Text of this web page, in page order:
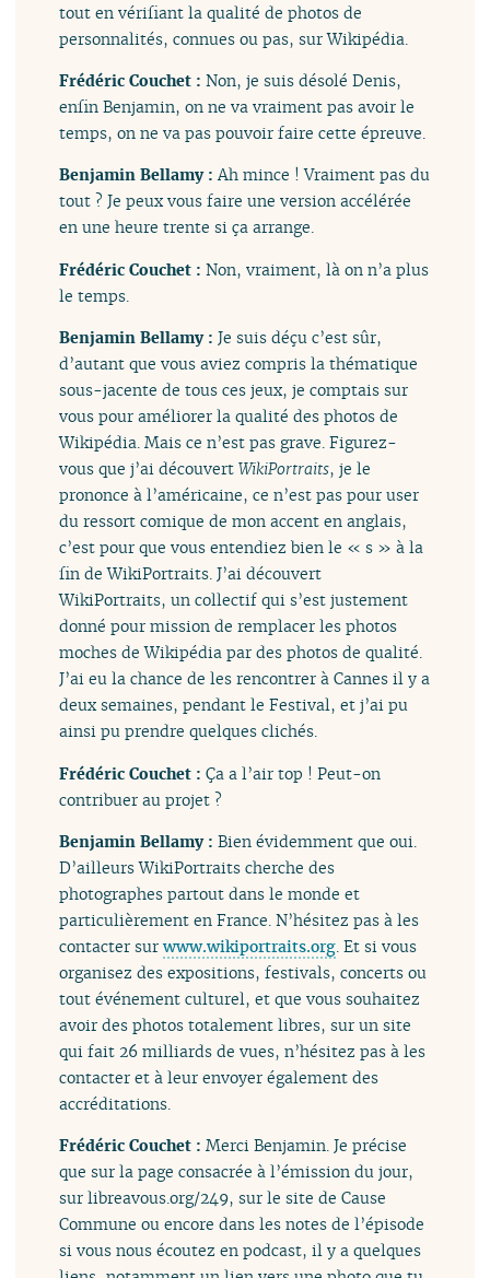
tout en vérifiant la qualité de photos de
personnalités, connues ou pas, sur Wikipédia.
Frédéric Couchet :Non, je suis désolé Denis,
enfin Benjamin, on ne va vraiment pas avoir le
temps, on ne va pas pouvoir faire cette épreuve.
Benjamin Bellamy :Ah mince ! Vraiment pas du
tout ? Je peux vous faire une version accélérée
en une heure trente si ça arrange.
Frédéric Couchet :Non, vraiment, là on n’a plus
le temps.
Benjamin Bellamy :Je suis déçu c’est sûr,
d’autant que vous aviez compris la thématique
sous-jacente de tous ces jeux, je comptais sur
vous pour améliorer la qualité des photos de
Wikipédia. Mais ce n’est pas grave. Figurez-
vous que j’ai découvertWikiPortraits, je le
prononce à l’américaine, ce n’est pas pour user
du ressort comique de mon accent en anglais,
c’est pour que vous entendiez bien le « s » à la
fin de WikiPortraits. J’ai découvert
WikiPortraits, un collectif qui s’est justement
donné pour mission de remplacer les photos
moches de Wikipédia par des photos de qualité.
J’ai eu la chance de les rencontrer à Cannes il y a
deux semaines, pendant le Festival, et j’ai pu
ainsi pu prendre quelques clichés.
Frédéric Couchet :Ça a l’air top ! Peut-on
contribuer au projet ?
Benjamin Bellamy :Bien évidemment que oui.
D’ailleurs WikiPortraits cherche des
photographes partout dans le monde et
particulièrement en France. N’hésitez pas à les
contacter surwww.wikiportraits.org. Et si vous
organisez des expositions, festivals, concerts ou
tout événement culturel, et que vous souhaitez
avoir des photos totalement libres, sur un site
qui fait 26 milliards de vues, n’hésitez pas à les
contacter et à leur envoyer également des
accréditations.
Frédéric Couchet :Merci Benjamin. Je précise
que sur la page consacrée à l’émission du jour,
sur libreavous.org/249, sur le site de Cause
Commune ou encore dans les notes de l’épisode
si vous nous écoutez en podcast, il y a quelques